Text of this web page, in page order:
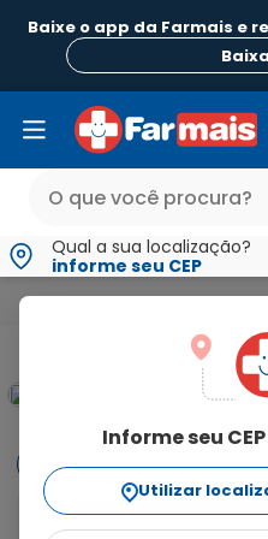
Baixe o app da Farmais e
Qual a sua localização?
informe seu CEP
Informe seu
Utilizar
Informações
condicionador Muriel Baby